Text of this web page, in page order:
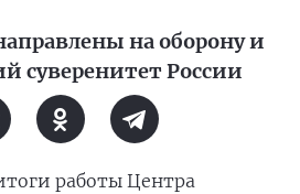
на оборону и
суверенитет России
работы Центра